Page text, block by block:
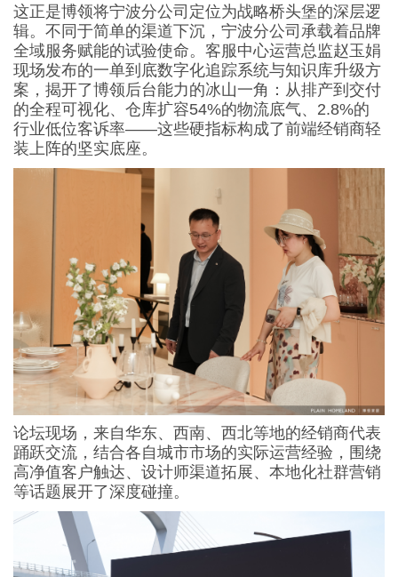
这正是博领将宁波分公司定位为战略桥头堡的深层逻
辑。不同于简单的渠道下沉，宁波分公司承载着品牌
全域服务赋能的试验使命。客服中心运营总监赵玉娟
现场发布的一单到底数字化追踪系统与知识库升级方
案，揭开了博领后台能力的冰山一角：从排产到交付
的全程可视化、仓库扩容54%的物流底气、2.8%的
行业低位客诉率——这些硬指标构成了前端经销商轻
装上阵的坚实底座。
论坛现场，来自华东、西南、西北等地的经销商代表
踊跃交流，结合各自城市市场的实际运营经验，围绕
高净值客户触达、设计师渠道拓展、本地化社群营销
等话题展开了深度碰撞。